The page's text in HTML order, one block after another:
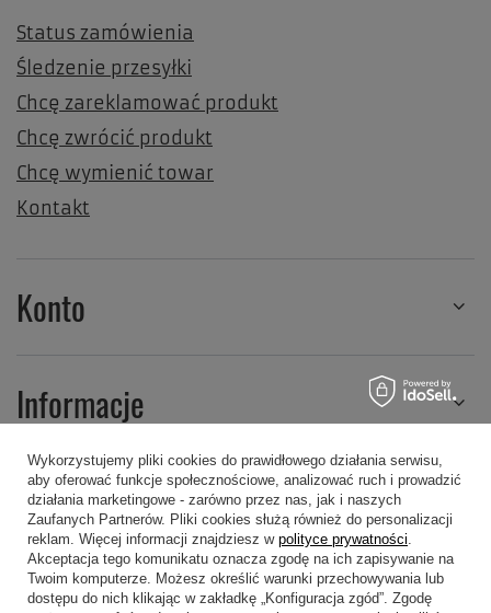
Status zamówienia
Śledzenie przesyłki
Chcę zareklamować produkt
Chcę zwrócić produkt
Chcę wymienić towar
Kontakt
Konto
Informacje
Regulaminy
Wykorzystujemy pliki cookies do prawidłowego działania serwisu,
aby oferować funkcje społecznościowe, analizować ruch i prowadzić
działania marketingowe - zarówno przez nas, jak i naszych
Zaufanych Partnerów. Pliki cookies służą również do personalizacji
reklam. Więcej informacji znajdziesz w polityce prywatności.
Akceptacja tego komunikatu oznacza zgodę na ich zapisywanie na
Twoim komputerze. Możesz określić warunki przechowywania lub
dostępu do nich klikając w zakładkę „Konfiguracja zgód”. Zgodę